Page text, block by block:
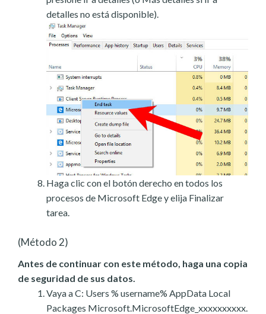
detalles no está disponible).
Haga clic con el botón derecho en todos los
procesos de Microsoft Edge y elija Finalizar
tarea.
(Método 2)
Antes de continuar con este método, haga una copia
de seguridad de sus datos.
Vaya a C: Users % username% AppData Local
Packages Microsoft.MicrosoftEdge_xxxxxxxxxx.